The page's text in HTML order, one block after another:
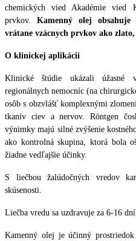
chemických vied Akadémie vied
prvkov. Kamenný olej
vrátane vzácnych prvkov ako
O klinickej aplikácii
Klinické štúdie ukázali úžasné
regionálnych nemocníc (na
osôb s obzvlášť komplexnými
tkanív ciev a nervov. Röntgen
výnimky majú silné zvýšenie
ako kontrolná skupina, ktorá bola
žiadne vedľajšie účinky.
S liečbou žalúdočných vredov
skúsenosti.
Liečba vredu sa uzdravuje za 6-16
Kamenný olej je účinný